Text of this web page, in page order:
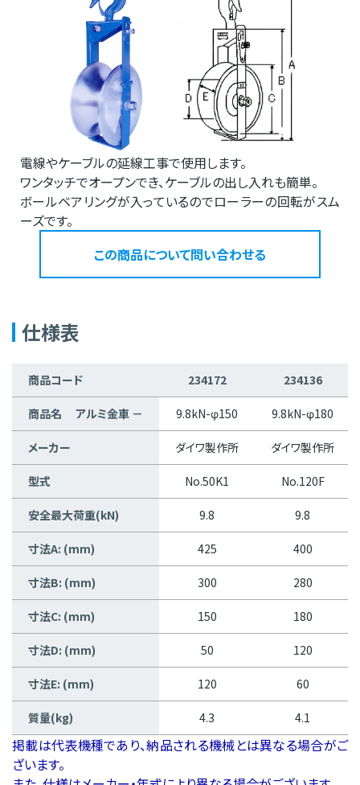
電線やケーブルの延線工事で使用します。
ワンタッチでオープンでき、ケーブルの出し入れも簡単。
ボールベアリングが入っているのでローラーの回転がスム
ーズです。
この商品について問い合わせる
仕様表
商品コード 234172 234136
商品名 アルミ金車 － 9.8kN-φ150 9.8kN-φ180
メーカー ダイワ製作所 ダイワ製作所
型式 No.50K1 No.120F
安全最大荷重(kN) 9.8 9.8
寸法A: (mm) 425 400
寸法B: (mm) 300 280
寸法C: (mm) 150 180
寸法D: (mm) 50 120
寸法E: (mm) 120 60
質量(kg) 4.3 4.1
掲載は代表機種であり、納品される機械とは異なる場合がご
ざいます。